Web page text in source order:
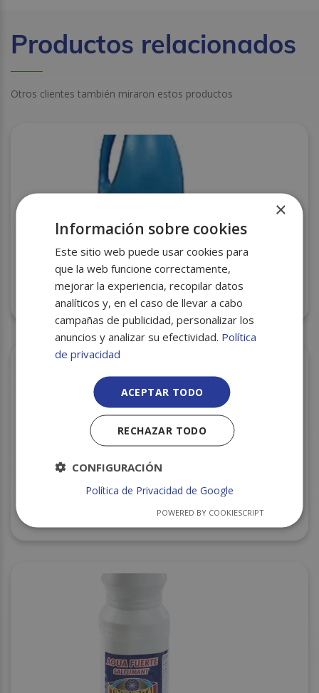
Productos relacionados
Otros clientes también miraron estos productos
LEJIA MAS DETERGENTE 2L C/9 CONTINENTAL
DESENGRASANTE GENERAL NEVAQLEAN 5 L C/4
×
Información sobre cookies
Este sitio web puede usar cookies para
que la web funcione correctamente,
mejorar la experiencia, recopilar datos
analíticos y, en el caso de llevar a cabo
campañas de publicidad, personalizar los
anuncios y analizar su efectividad. Política
de privacidad
ACEPTAR TODO
RECHAZAR TODO
CONFIGURACIÓN
Política de Privacidad de Google
POWERED BY COOKIESCRIPT